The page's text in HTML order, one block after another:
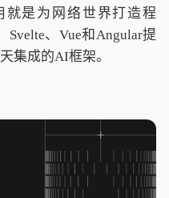
就是为网络世界打造程
Svelte、Vue和Angular提
集成的AI框架。